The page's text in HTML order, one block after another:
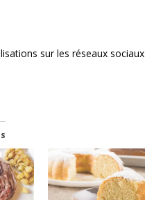
sur les réseaux sociaux